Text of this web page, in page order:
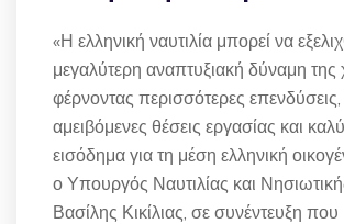
«Η ελληνική ναυτιλία μπορεί να
μεγαλύτερη αναπτυξιακή δύναμη της
φέρνοντας περισσότερες
αμειβόμενες θέσεις εργασίας και
εισόδημα για τη μέση ελληνική
ο Υπουργός Ναυτιλίας και
Βασίλης Κικίλιας, σε συνέντευξη που